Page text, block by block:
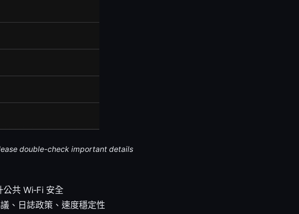
double-check important details
共 Wi‑Fi 安全
、日誌政策、速度穩定性